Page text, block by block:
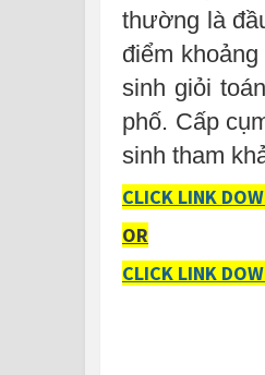
thường là
điểm
sinh giỏi
phố. Cấp
sinh tham
CLICK LINK
OR
CLICK LINK